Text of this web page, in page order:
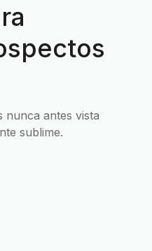
nunca antes vista
sublime.